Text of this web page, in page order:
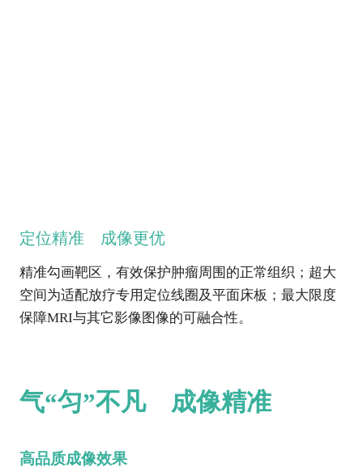
定位精准 成像更优
精准勾画靶区，有效保护肿瘤周围的正常组织；超大
空间为适配放疗专用定位线圈及平面床板；最大限度
保障MRI与其它影像图像的可融合性。
气“匀”不凡 成像精准
高品质成像效果